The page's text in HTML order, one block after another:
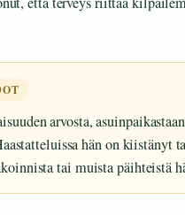
arvosta,
hän on kiistänyt
tai muista päihteistä